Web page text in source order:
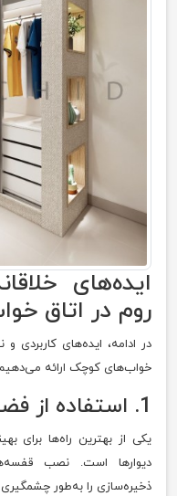
ایده‌های
روم در اتاق
در ادامه، ایده‌های کاربردی و
خواب‌های کوچک ارائه
1. استفاده از فضای عمودی
یکی از بهترین راه‌ها برای
دیوارها است. نصب
ذخیره‌سازی را به‌طور